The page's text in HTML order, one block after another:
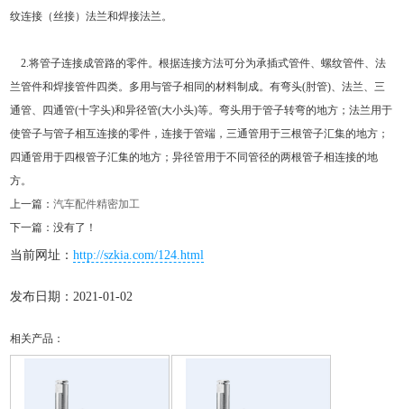
纹连接（丝接）法兰和焊接法兰。
2.将管子连接成管路的零件。根据连接方法可分为承插式管件、螺纹管件、法
兰管件和焊接管件四类。多用与管子相同的材料制成。有弯头(肘管)、法兰、三
通管、四通管(十字头)和异径管(大小头)等。弯头用于管子转弯的地方；法兰用于
使管子与管子相互连接的零件，连接于管端，三通管用于三根管子汇集的地方；
四通管用于四根管子汇集的地方；异径管用于不同管径的两根管子相连接的地
方。
上一篇：汽车配件精密加工
下一篇：没有了！
当前网址：http://szkia.com/124.html
发布日期：2021-01-02
相关产品：